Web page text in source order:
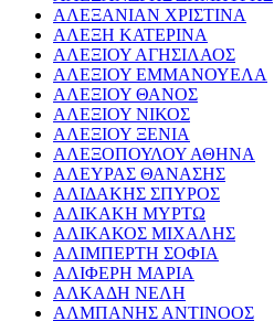
ΑΛΕΞΑΝΙΑΝ ΧΡΙΣΤΙΝΑ
ΑΛΕΞΗ ΚΑΤΕΡΙΝΑ
ΑΛΕΞΙΟΥ ΑΓΗΣΙΛΑΟΣ
ΑΛΕΞΙΟΥ ΕΜΜΑΝΟΥΕΛΑ
ΑΛΕΞΙΟΥ ΘΑΝΟΣ
ΑΛΕΞΙΟΥ ΝΙΚΟΣ
ΑΛΕΞΙΟΥ ΞΕΝΙΑ
ΑΛΕΞΟΠΟΥΛΟΥ ΑΘΗΝΑ
ΑΛΕΥΡΑΣ ΘΑΝΑΣΗΣ
ΑΛΙΔΑΚΗΣ ΣΠΥΡΟΣ
ΑΛΙΚΑΚΗ ΜΥΡΤΩ
ΑΛΙΚΑΚΟΣ ΜΙΧΑΛΗΣ
ΑΛΙΜΠΕΡΤΗ ΣΟΦΙΑ
ΑΛΙΦΕΡΗ ΜΑΡΙΑ
ΑΛΚΑΔΗ ΝΕΛΗ
ΑΛΜΠΑΝΗΣ ΑΝΤΙΝΟΟΣ